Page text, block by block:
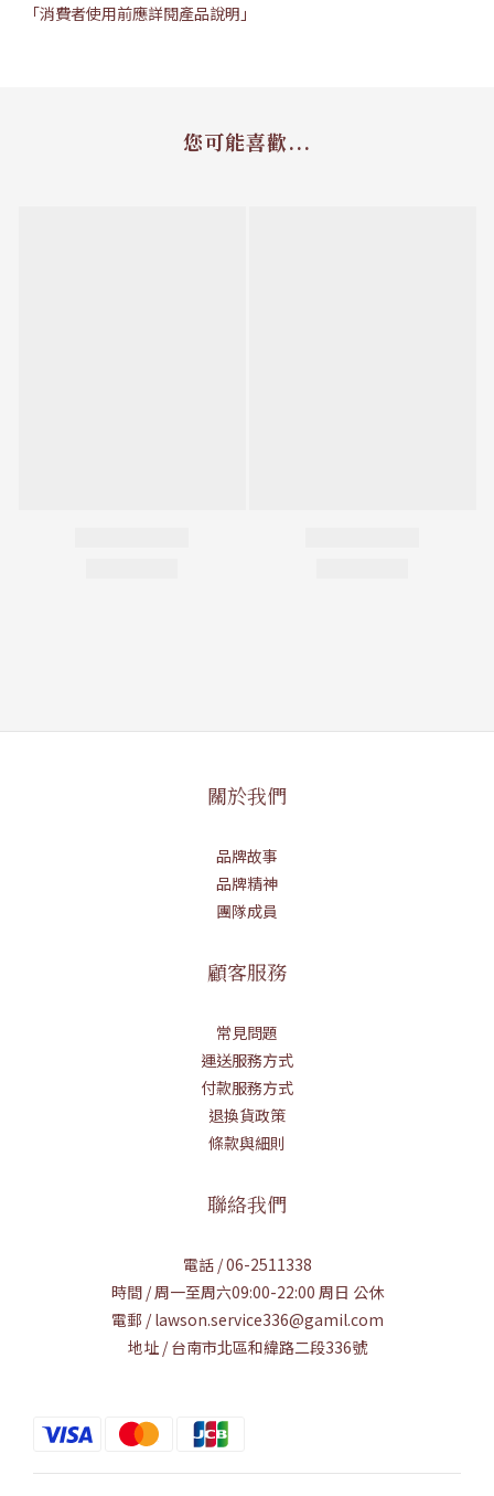
「消費者使用前應詳閱產品說明」
您可能喜歡...
關於我們
品牌故事
品牌精神
團隊成員
顧客服務
常見問題
運送服務方式
付款服務方式
退換貨政策
條款與細則
聯絡我們
電話 / 06-2511338
時間 / 周一至周六09:00-22:00 周日 公休
電郵 / lawson.service336@gamil.com
地址 / 台南市北區和緯路二段336號